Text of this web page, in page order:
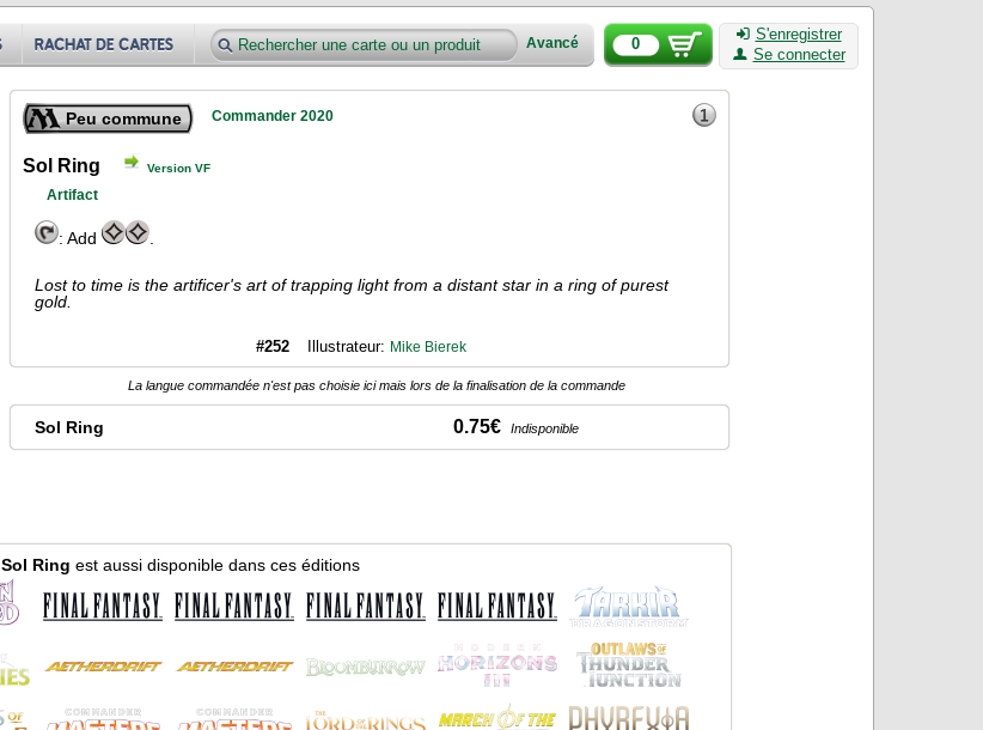
Avancé 0
S'enregistrer
Se connecter
Peu commune Commander 2020
Sol Ring Version VF
Artifact
: Add
Lost to time is the artificer's art of trapping light from a distant star in a ring of purest
gold.
#252 Illustrateur: Mike Bierek
La langue commandée n'est pas choisie ici mais lors de la finalisation de la commande
Sol Ring 0.75€ Indisponible
Sol Ring est aussi disponible dans ces éditions